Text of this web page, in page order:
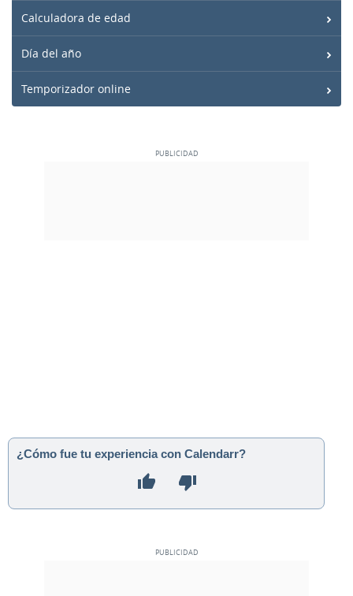
Calculadora de edad
Día del año
Temporizador online
¿Cómo fue tu experiencia con Calendarr?